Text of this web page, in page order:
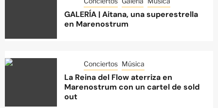
GALERÍA | Aitana, una superestrella
en Marenostrum
Conciertos Música
La Reina del Flow aterriza en
Marenostrum con un cartel de sold
out